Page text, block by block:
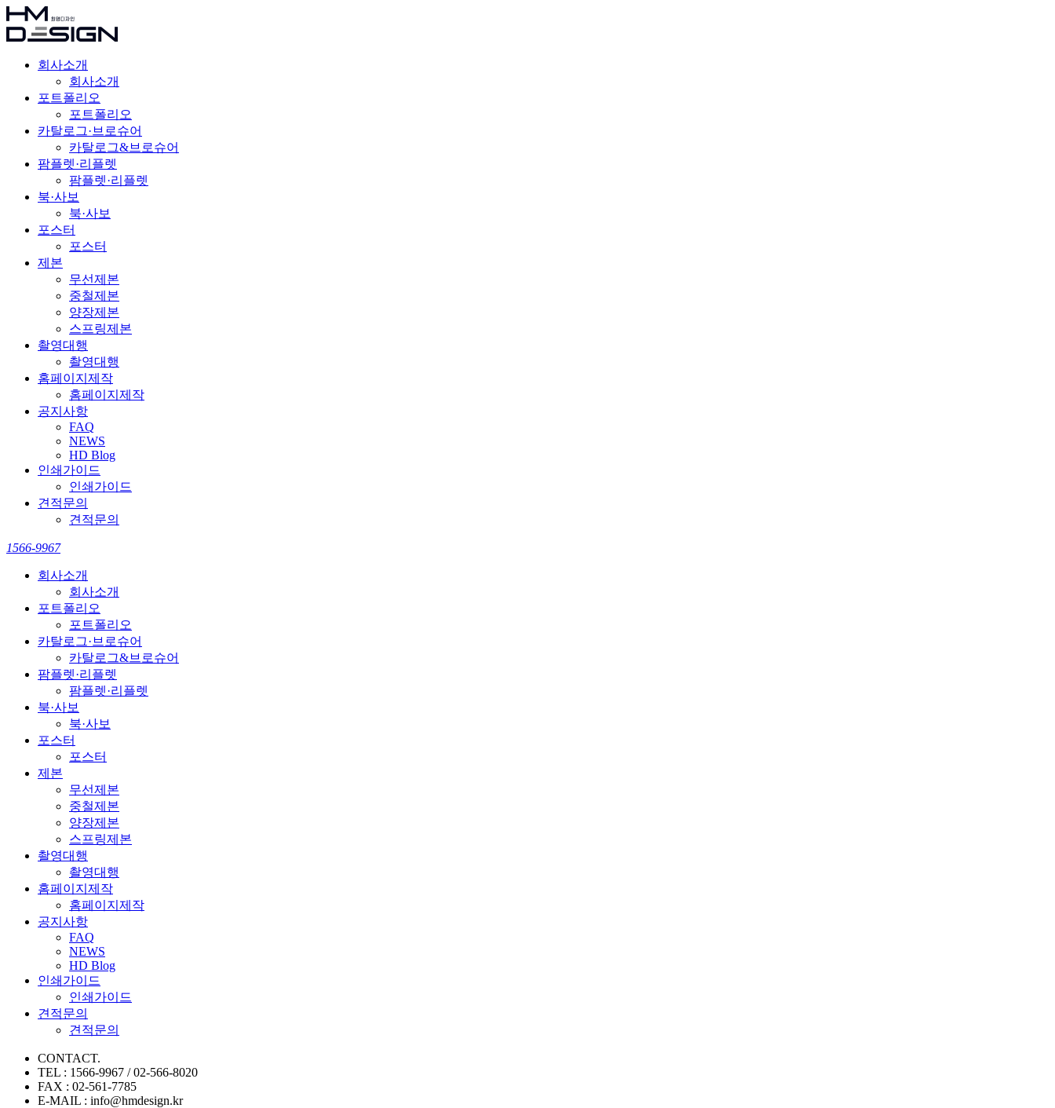
회사소개
회사소개
포트폴리오
포트폴리오
카탈로그·브로슈어
카탈로그&브로슈어
팜플렛·리플렛
팜플렛·리플렛
북·사보
북·사보
포스터
포스터
제본
무선제본
중철제본
양장제본
스프링제본
촬영대행
촬영대행
홈페이지제작
홈페이지제작
공지사항
FAQ
NEWS
HD Blog
인쇄가이드
인쇄가이드
견적문의
견적문의
1566-9967
회사소개
회사소개
포트폴리오
포트폴리오
카탈로그·브로슈어
카탈로그&브로슈어
팜플렛·리플렛
팜플렛·리플렛
북·사보
북·사보
포스터
포스터
제본
무선제본
중철제본
양장제본
스프링제본
촬영대행
촬영대행
홈페이지제작
홈페이지제작
공지사항
FAQ
NEWS
HD Blog
인쇄가이드
인쇄가이드
견적문의
견적문의
CONTACT.
TEL : 1566-9967 / 02-566-8020
FAX : 02-561-7785
E-MAIL : info@hmdesign.kr